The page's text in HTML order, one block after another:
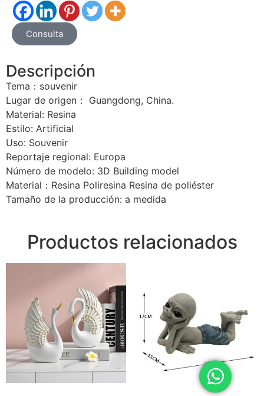
Consulta
Descripción
Tema：souvenir
Lugar de origen： Guangdong, China.
Material: Resina
Estilo: Artificial
Uso: Souvenir
Reportaje regional: Europa
Número de modelo: 3D Building model
Material：Resina Poliresina Resina de poliéster
Tamaño de la producción: a medida
Productos relacionados